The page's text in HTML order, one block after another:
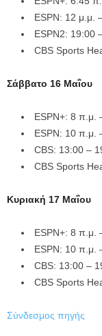
ESPN: 12 μ.μ.
ESPN2: 19:00
CBS Sports
Σάββατο 16 Μαΐου
ESPN+: 8 π.μ.
ESPN: 10 π.μ.
CBS: 13:00 –
CBS Sports
Κυριακή 17 Μαΐου
ESPN+: 8 π.μ.
ESPN: 10 π.μ.
CBS: 13:00 –
CBS Sports
Σύνδεσμος πηγής